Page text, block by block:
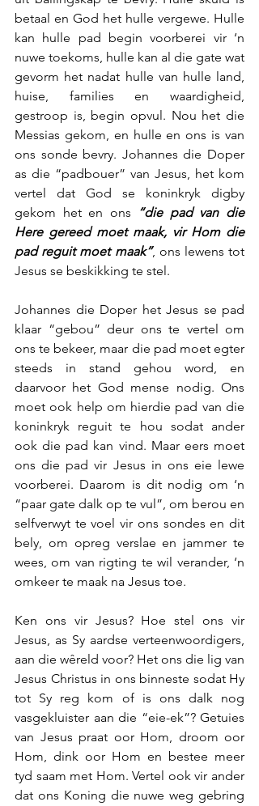
betaal en God het hulle vergewe. Hulle
kan hulle pad begin voorberei vir ‘n
nuwe toekoms, hulle kan al die gate wat
gevorm het nadat hulle van hulle land,
huise, families en waardigheid,
gestroop is, begin opvul. Nou het die
Messias gekom, en hulle en ons is van
ons sonde bevry. Johannes die Doper
as die “padbouer” van Jesus, het kom
vertel dat God se koninkryk digby
gekom het en ons
“die pad van die
Here gereed moet maak, vir Hom die
pad reguit moet maak”, ons lewens tot
Jesus se beskikking te stel.
Johannes die Doper het Jesus se pad
klaar “gebou” deur ons te vertel om
ons te bekeer, maar die pad moet egter
steeds in stand gehou word, en
daarvoor het God mense nodig. Ons
moet ook help om hierdie pad van die
koninkryk reguit te hou sodat ander
ook die pad kan vind. Maar eers moet
ons die pad vir Jesus in ons eie lewe
voorberei. Daarom is dit nodig om ‘n
“paar gate dalk op te vul”, om berou en
selfverwyt te voel vir ons sondes en dit
bely, om opreg verslae en jammer te
wees, om van rigting te wil verander, ‘n
omkeer te maak na Jesus toe.
Ken ons vir Jesus? Hoe stel ons vir
Jesus, as Sy aardse verteenwoordigers,
aan die wêreld voor? Het ons die lig van
Jesus Christus in ons binneste sodat Hy
tot Sy reg kom of is ons dalk nog
vasgekluister aan die “eie-ek”? Getuies
van Jesus praat oor Hom, droom oor
Hom, dink oor Hom en bestee meer
tyd saam met Hom. Vertel ook vir ander
dat ons Koning die nuwe weg gebring